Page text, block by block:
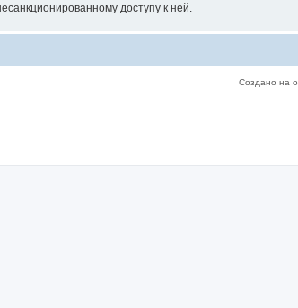
доступу к ней.
Создано на